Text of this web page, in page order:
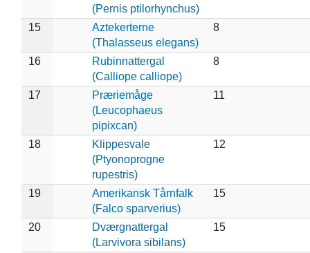
(Pernis ptilorhynchus)
15
Aztekerterne
(Thalasseus elegans)
8
16
Rubinnattergal
(Calliope calliope)
8
17
Præriemåge
(Leucophaeus
pipixcan)
11
18
Klippesvale
(Ptyonoprogne
rupestris)
12
19
Amerikansk Tårnfalk
(Falco sparverius)
15
20
Dværgnattergal
(Larvivora sibilans)
15